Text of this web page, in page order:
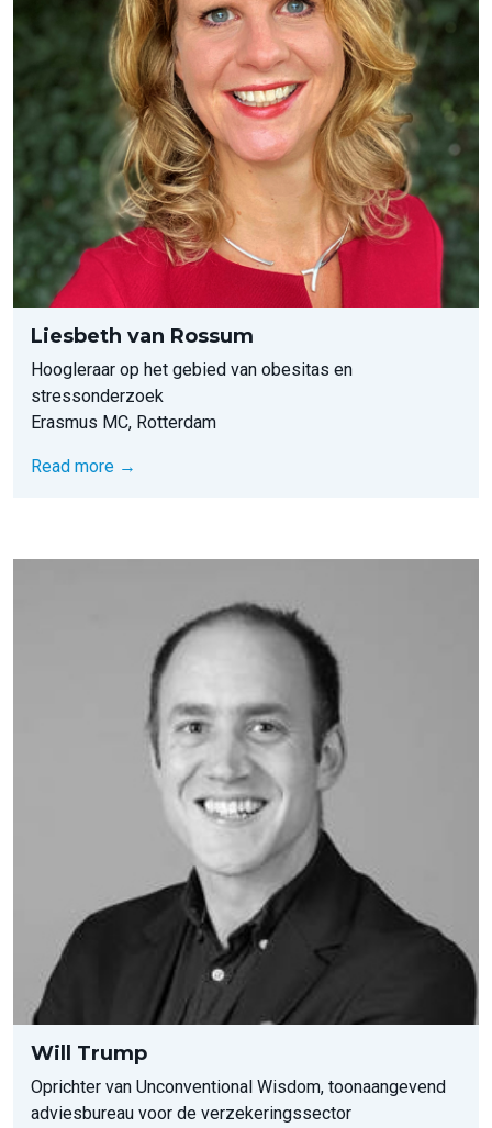
Liesbeth van Rossum
Hoogleraar op het gebied van obesitas en
stressonderzoek
Erasmus MC, Rotterdam
Read more →
Will Trump
Oprichter van Unconventional Wisdom, toonaangevend
adviesbureau voor de verzekeringssector